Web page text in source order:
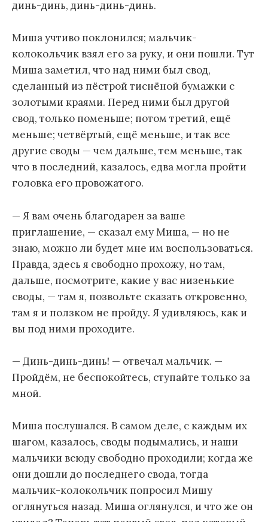
динь-динь, динь-динь-динь.
Миша учтиво поклонился; мальчик-
колокольчик взял его за руку, и они пошли. Тут
Миша заметил, что над ними был свод,
сделанный из пёстрой тиснёной бумажки с
золотыми краями. Перед ними был другой
свод, только поменьше; потом третий, ещё
меньше; четвёртый, ещё меньше, и так все
другие своды — чем дальше, тем меньше, так
что в последний, казалось, едва могла пройти
головка его провожатого.
— Я вам очень благодарен за ваше
приглашение, — сказал ему Миша, — но не
знаю, можно ли будет мне им воспользоваться.
Правда, здесь я свободно прохожу, но там,
дальше, посмотрите, какие у вас низенькие
своды, — там я, позвольте сказать откровенно,
там я и ползком не пройду. Я удивляюсь, как и
вы под ними проходите.
— Динь-динь-динь! — отвечал мальчик. —
Пройдём, не беспокойтесь, ступайте только за
мной.
Миша послушался. В самом деле, с каждым их
шагом, казалось, своды подымались, и наши
мальчики всюду свободно проходили; когда же
они дошли до последнего свода, тогда
мальчик-колокольчик попросил Мишу
оглянуться назад. Миша оглянулся, и что же он